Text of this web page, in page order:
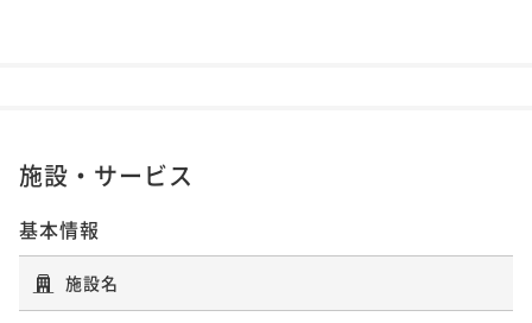
施設・サービス
基本情報
施設名